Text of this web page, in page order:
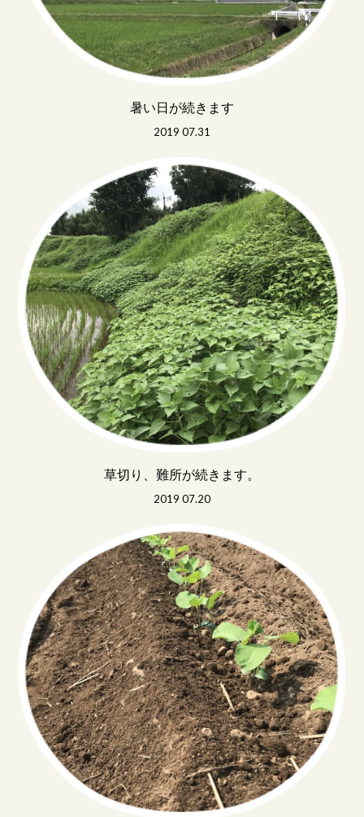
暑い日が続きます
2019 07.31
草切り、難所が続きます。
2019 07.20